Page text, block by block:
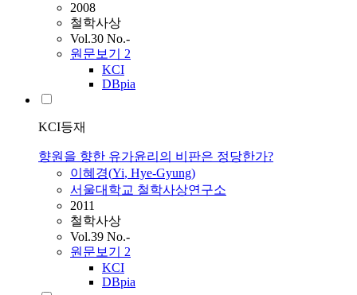
2008
철학사상
Vol.30 No.-
원문보기 2
KCI
DBpia
KCI등재
향원을 향한 유가윤리의 비판은 정당한가?
이혜경(Yi, Hye-Gyung)
서울대학교 철학사상연구소
2011
철학사상
Vol.39 No.-
원문보기 2
KCI
DBpia